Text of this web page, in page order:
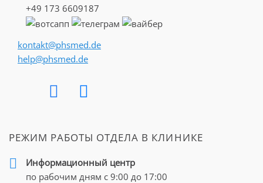
+49 173 6609187
kontakt@phsmed.de
help@phsmed.de
РЕЖИМ РАБОТЫ ОТДЕЛА В КЛИНИКЕ
Информационный центр
по рабочим дням с 9:00 до 17:00